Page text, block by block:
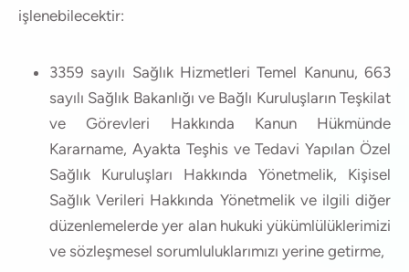
işlenebilecektir:
3359 sayılı Sağlık Hizmetleri Temel Kanunu, 663
sayılı Sağlık Bakanlığı ve Bağlı Kuruluşların Teşkilat
ve Görevleri Hakkında Kanun Hükmünde
Kararname, Ayakta Teşhis ve Tedavi Yapılan Özel
Sağlık Kuruluşları Hakkında Yönetmelik, Kişisel
Sağlık Verileri Hakkında Yönetmelik ve ilgili diğer
düzenlemelerde yer alan hukuki yükümlülüklerimizi
ve sözleşmesel sorumluluklarımızı yerine getirme,